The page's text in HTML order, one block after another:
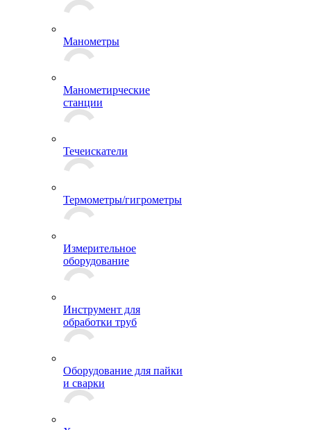
Манометры
Манометирческие
станции
Течеискатели
Термометры/гигрометры
Измерительное
оборудование
Инструмент для
обработки труб
Оборудование для пайки
и сварки